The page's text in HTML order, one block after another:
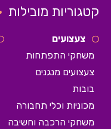
קטגוריות מובילות
צעצועים
משחקי התפתחות
צעצועים מנגנים
בובות
מכוניות וכלי תחבורה
משחקי הרכבה וחשיבה